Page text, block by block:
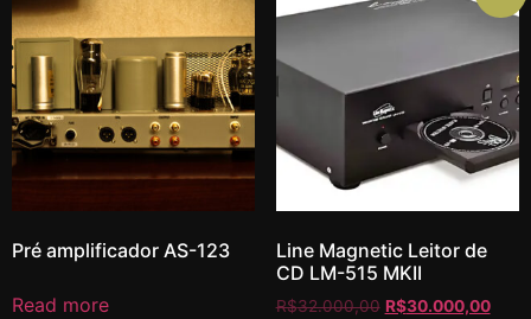
Pré amplificador AS-123
Read more
Line Magnetic Leitor de
CD LM-515 MKII
R$32.000,00 R$30.000,00